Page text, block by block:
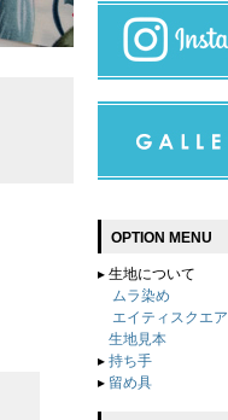
OPTION MENU
▸ 生地について
ムラ染め
エイティスクエア
生地見本
▸ 持ち手
▸ 留め具